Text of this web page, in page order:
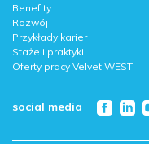
Benefity
Rozwój
Przykłady karier
Staże i praktyki
Oferty pracy Velvet WEST
social media